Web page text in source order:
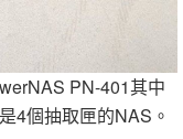
PN-401其中
4個抽取匣的NAS。